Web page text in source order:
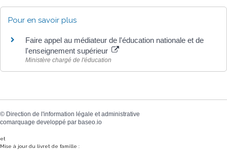
Pour en savoir plus
Faire appel au médiateur de l'éducation nationale et de
l'enseignement supérieur
Ministère chargé de l'éducation
© Direction de l'information légale et administrative
comarquage developpé par baseo.io
et
Mise à jour du livret de famille :